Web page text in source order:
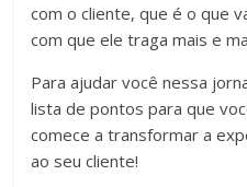
com o cliente, que é o que
com que ele traga mais e
Para ajudar você nessa
lista de pontos para que
comece a transformar a
ao seu cliente!